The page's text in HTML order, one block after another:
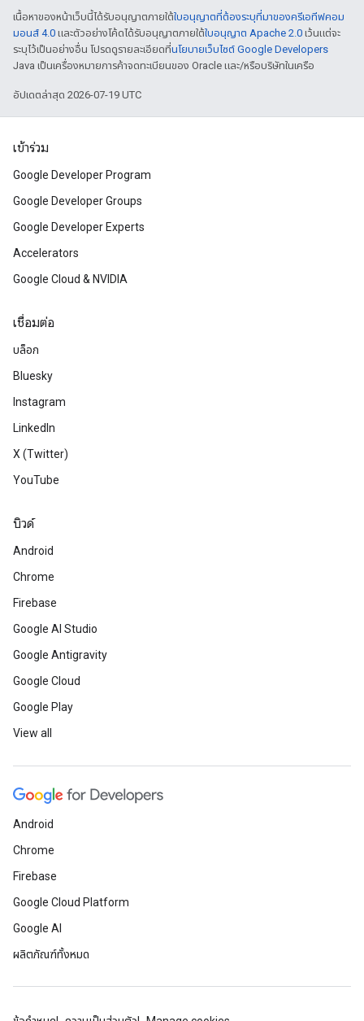
เนื้อหาของหน้าเว็บนี้ได้รับอนุญาตภายใต้ใบอนุญาตที่ต้องระบุที่มาของครีเอทีฟคอม
มอนส์ 4.0 และตัวอย่างโค้ดได้รับอนุญาตภายใต้ใบอนุญาต Apache 2.0 เว้นแต่จะ
ระบุไว้เป็นอย่างอื่น โปรดดูรายละเอียดที่นโยบายเว็บไซต์ Google Developers
Java เป็นเครื่องหมายการค้าจดทะเบียนของ Oracle และ/หรือบริษัทในเครือ
อัปเดตล่าสุด 2026-07-19 UTC
เข้าร่วม
Google Developer Program
Google Developer Groups
Google Developer Experts
Accelerators
Google Cloud & NVIDIA
เชื่อมต่อ
บล็อก
Bluesky
Instagram
LinkedIn
X (Twitter)
YouTube
บิวด์
Android
Chrome
Firebase
Google AI Studio
Google Antigravity
Google Cloud
Google Play
View all
Android
Chrome
Firebase
Google Cloud Platform
Google AI
ผลิตภัณฑ์ทั้งหมด